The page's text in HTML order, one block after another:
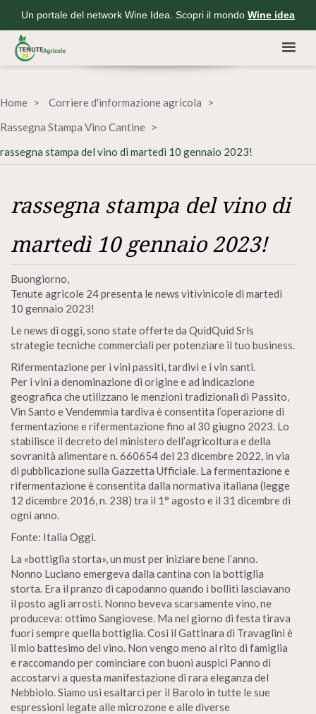
Un portale del network Wine Idea. Scopri il mondo Wine idea
Home
Corriere d'informazione agricola
Rassegna Stampa Vino Cantine
rassegna stampa del vino di martedì 10 gennaio 2023!
rassegna stampa del vino di
martedì 10 gennaio 2023!
Buongiorno,
Tenute agricole 24 presenta le news vitivinicole di martedì
10 gennaio 2023!
Le news di oggi, sono state offerte da QuidQuid Srls
strategie tecniche commerciali per potenziare il tuo business.
Rifermentazione per i vini passiti, tardivi e i vin santi.
Per i vini a denominazione di origine e ad indicazione
geografica che utilizzano le menzioni tradizionali di Passito,
Vin Santo e Vendemmia tardiva è consentita l’operazione di
fermentazione e rifermentazione fino al 30 giugno 2023. Lo
stabilisce il decreto del ministero dell’agricoltura e della
sovranità alimentare n. 660654 del 23 dicembre 2022, in via
di pubblicazione sulla Gazzetta Ufficiale. La fermentazione e
rifermentazione è consentita dalla normativa italiana (legge
12 dicembre 2016, n. 238) tra il 1° agosto e il 31 dicembre di
ogni anno.
Fonte: Italia Oggi.
La «bottiglia storta», un must per iniziare bene l’anno.
Nonno Luciano emergeva dalla cantina con la bottiglia
storta. Era il pranzo di capodanno quando i bolliti lasciavano
il posto agli arrosti. Nonno beveva scarsamente vino, ne
produceva: ottimo Sangiovese. Ma nel giorno di festa tirava
fuori sempre quella bottiglia. Cosi il Gattinara di Travaglini è
il mio battesimo del vino. Non vengo meno al rito di famiglia
e raccomando per cominciare con buoni auspici Panno di
accostarvi a questa manifestazione di rara eleganza del
Nebbiolo. Siamo usi esaltarci per il Barolo in tutte le sue
espressioni legate alle microzone e alle diverse